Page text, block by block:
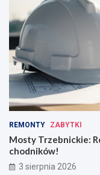
REMONTY ZABYTKI
Mosty Trzebnickie:
chodników!
3 sierpnia 2026